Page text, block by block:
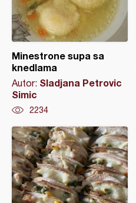
Minestrone supa sa
knedlama
Autor: Sladjana Petrovic
Simic
2234